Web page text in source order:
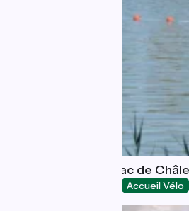
Base de loisirs du lac de
Accueil Vélo